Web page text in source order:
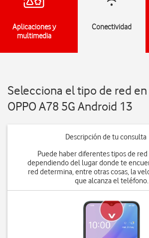
Aplicaciones y
multimedia
Conectividad
Selecciona el tipo de red
OPPO A78 5G Android 13
Descripción de tu consulta
Puede haber diferentes tipos de
dependiendo del lugar donde te
red determina, entre otras cosas, la
que alcanza el teléfono.